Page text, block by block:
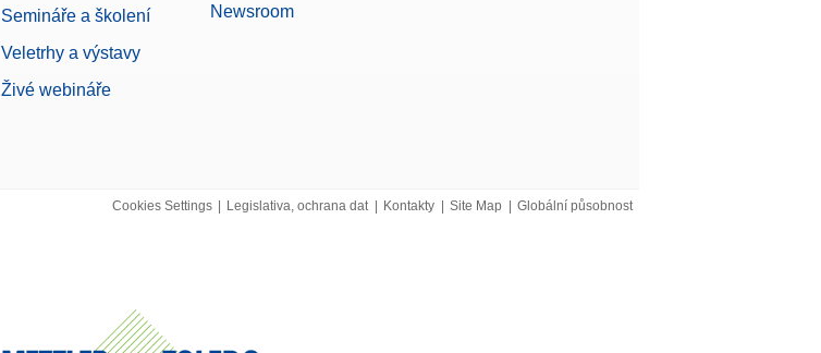
Semináře a školení
Veletrhy a výstavy
Živé webináře
Newsroom
Cookies Settings Legislativa, ochrana dat Kontakty Site Map Globální působnost